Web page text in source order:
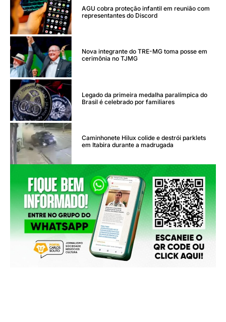
AGU cobra proteção infantil em reunião com
representantes do Discord
Nova integrante do TRE-MG toma posse em
cerimônia no TJMG
Legado da primeira medalha paralímpica do
Brasil é celebrado por familiares
Caminhonete Hilux colide e destrói parklets
em Itabira durante a madrugada